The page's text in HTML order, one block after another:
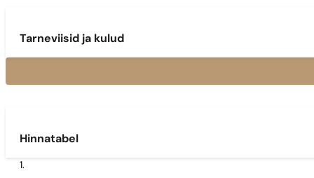
Tarneviisid ja kulud
Hinnatabel